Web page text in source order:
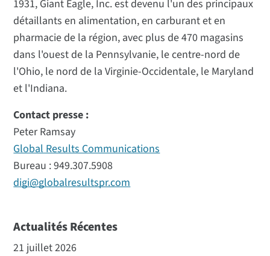
1931, Giant Eagle, Inc. est devenu l'un des principaux
détaillants en alimentation, en carburant et en
pharmacie de la région, avec plus de 470 magasins
dans l'ouest de la Pennsylvanie, le centre-nord de
l'Ohio, le nord de la Virginie-Occidentale, le Maryland
et l'Indiana.
Contact presse :
Peter Ramsay
Global Results Communications
Bureau : 949.307.5908
digi@globalresultspr.com
Actualités Récentes
21 juillet 2026